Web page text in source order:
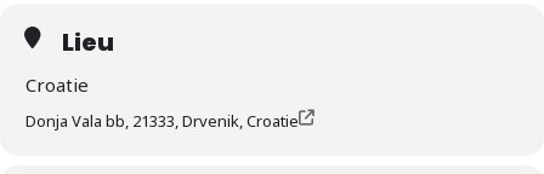
Lieu
Croatie
Donja Vala bb, 21333, Drvenik, Croatie